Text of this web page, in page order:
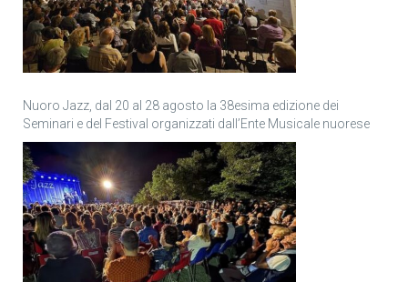
Nuoro Jazz, dal 20 al 28 agosto la 38esima edizione dei
Seminari e del Festival organizzati dall’Ente Musicale nuorese